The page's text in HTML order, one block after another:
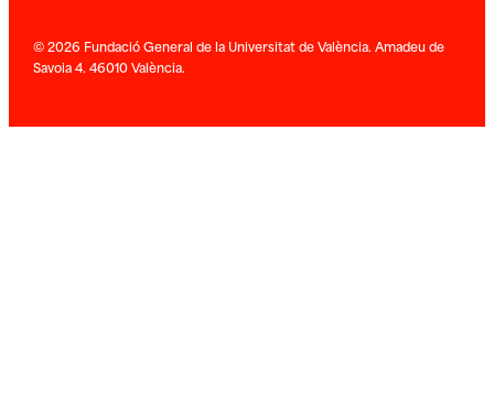
© 2026 Fundació General de la Universitat de València. Amadeu de
Savoia 4. 46010 València.